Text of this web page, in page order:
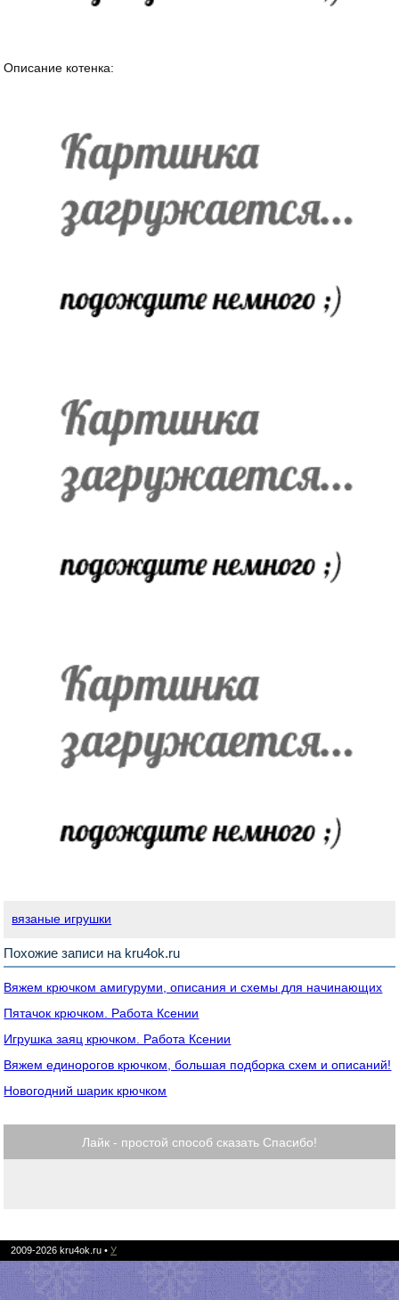
Описание котенка:
вязаные игрушки
Похожие записи на kru4ok.ru
Вяжем крючком амигуруми, описания и схемы для начинающих
Пятачок крючком. Работа Ксении
Игрушка заяц крючком. Работа Ксении
Вяжем единорогов крючком, большая подборка схем и описаний!
Новогодний шарик крючком
Лайк - простой способ сказать Спасибо!
2009-2026 kru4ok.ru • У